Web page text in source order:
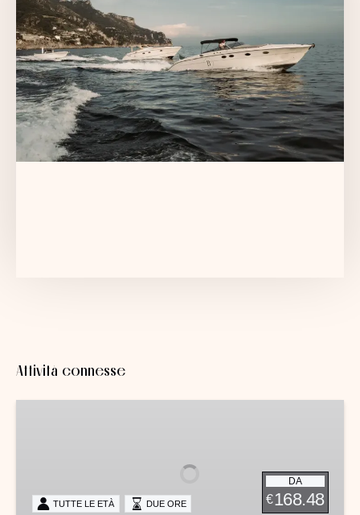
Attività connesse
Esperienza
DA
€168.48
TUTTE LE ETÀ DUE ORE